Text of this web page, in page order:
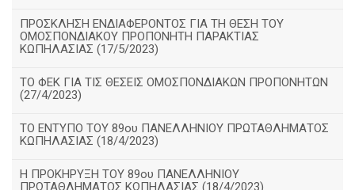
ΠΡΟΣΚΛΗΣΗ ΕΝΔΙΑΦΕΡΟΝΤΟΣ ΓΙΑ ΤΗ ΘΕΣΗ ΤΟΥ
ΟΜΟΣΠΟΝΔΙΑΚΟΥ ΠΡΟΠΟΝΗΤΗ ΠΑΡΑΚΤΙΑΣ
ΚΩΠΗΛΑΣΙΑΣ (17/5/2023)
ΤΟ ΦΕΚ ΓΙΑ ΤΙΣ ΘΕΣΕΙΣ ΟΜΟΣΠΟΝΔΙΑΚΩΝ ΠΡΟΠΟΝΗΤΩΝ
(27/4/2023)
ΤΟ ΕΝΤΥΠΟ ΤΟΥ 89ου ΠΑΝΕΛΛΗΝΙΟΥ ΠΡΩΤΑΘΛΗΜΑΤΟΣ
ΚΩΠΗΛΑΣΙΑΣ (18/4/2023)
Η ΠΡΟΚΗΡΥΞΗ ΤΟΥ 89ου ΠΑΝΕΛΛΗΝΙΟΥ
ΠΡΩΤΑΘΛΗΜΑΤΟΣ ΚΩΠΗΛΑΣΙΑΣ (18/4/2023)